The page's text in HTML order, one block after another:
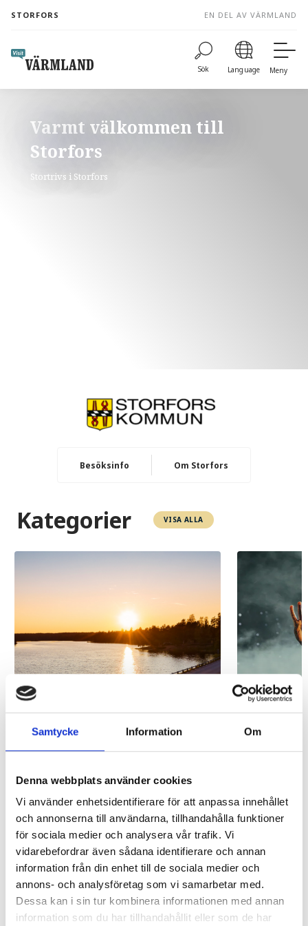
Samtycke Information Om
Denna webbplats använder cookies
Vi använder enhetsidentifierare för att anpassa innehållet
och annonserna till användarna, tillhandahålla funktioner
för sociala medier och analysera vår trafik. Vi
vidarebefordrar även sådana identifierare och annan
information från din enhet till de sociala medier och
annons- och analysföretag som vi samarbetar med.
Dessa kan i sin tur kombinera informationen med annan
information som du har tillhandahållit eller som de har
content
STORFORS EN DEL AV VÄRMLAND
Sök Language Meny
Varmt välkommen till
Storfors
Stortrivs i Storfors
Besöksinfo Om Storfors
Kategorier VISA ALLA
Aktiviteter
Slussar, bruksmiljöer, 65 km vattenled och
naturens eget bubbelbad. Det är bara något av
det du hittar i Storfors. Välkommen till den lilla